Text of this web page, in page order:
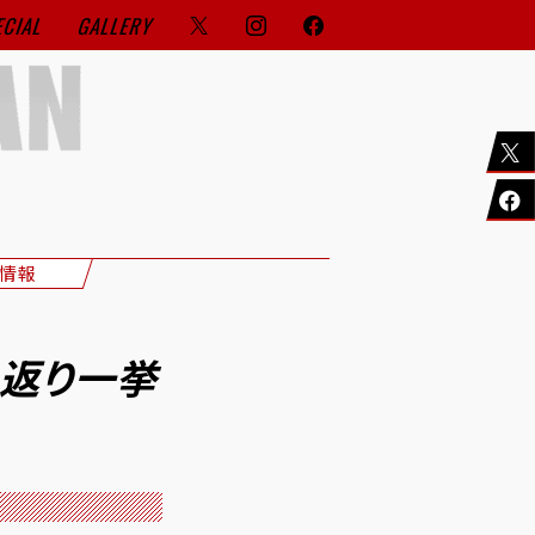
GALLERY
報
り一挙